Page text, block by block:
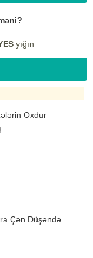
yığın
Oxdur
Çən Düşəndə